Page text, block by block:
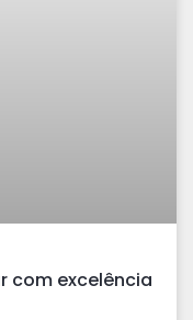
com excelência